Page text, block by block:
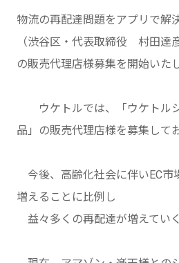
物流の再配達問題をアプリで解
（渋谷区・代表取締役 村田達
の販売代理店様募集を開始いた
ウケトルでは、「ウケトル
品」の販売代理店様を募集して
今後、高齢化社会に伴いEC市
増えることに比例し
益々多くの再配達が増えてい